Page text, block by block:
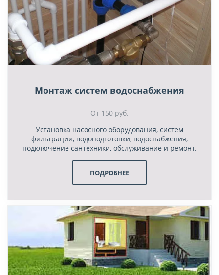
Монтаж систем водоснабжения
От 150 руб.
Установка насосного оборудования, систем
фильтрации, водоподготовки, водоснабжения,
подключение сантехники, обслуживание и ремонт.
ПОДРОБНЕЕ